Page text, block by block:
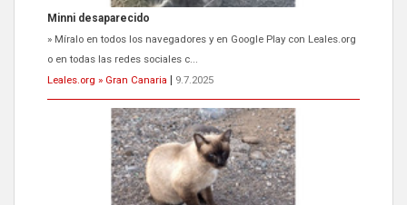
Minni desaparecido
» Míralo en todos los navegadores y en Google Play con Leales.org
o en todas las redes sociales c...
Leales.org » Gran Canaria
9.7.2025